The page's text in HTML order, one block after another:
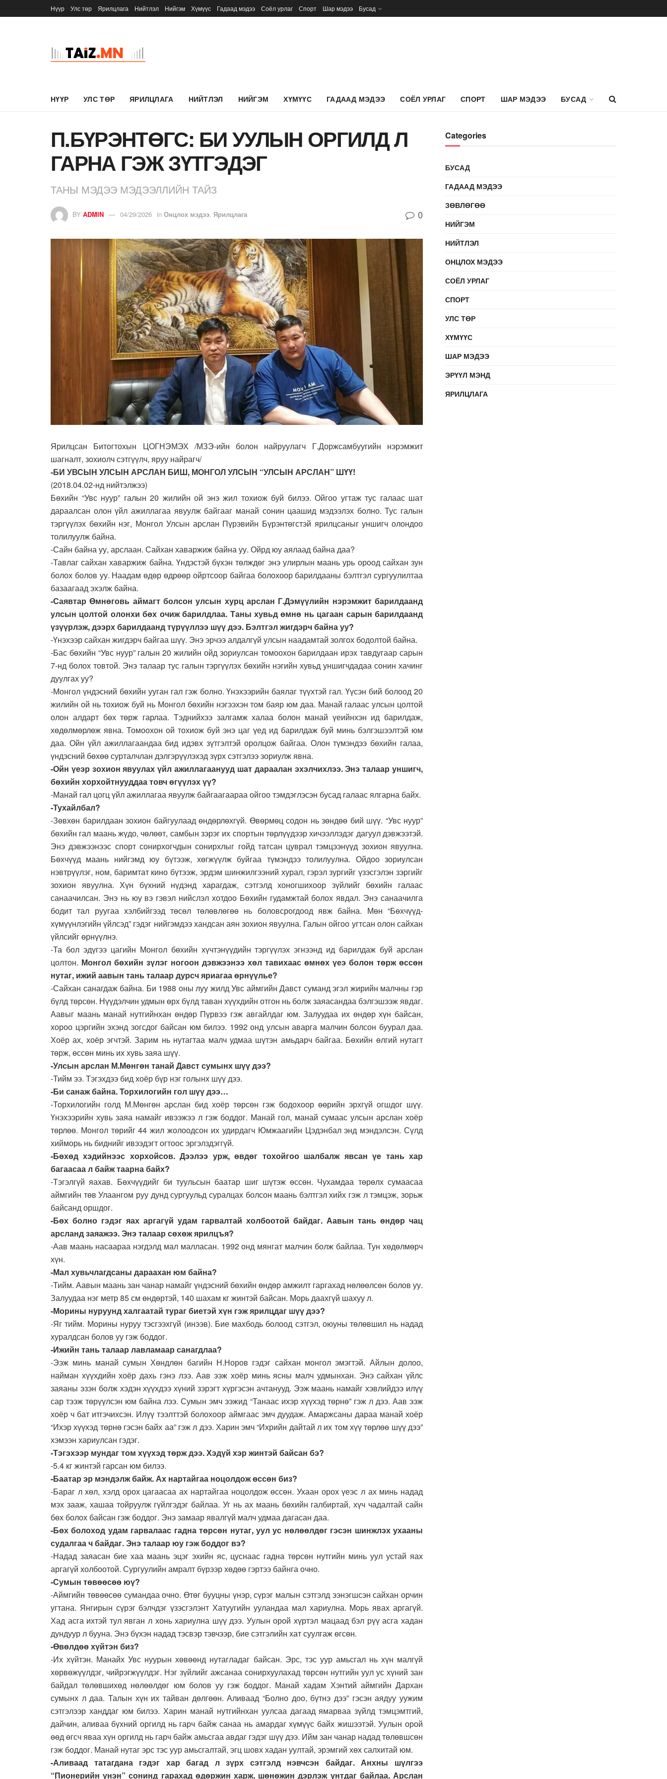
Нүүр Улс төр Ярилцлага Нийтлэл Нийгэм Хүмүүс Гадаад мэдээ Соёл урлаг Спорт Шар мэдээ Бусад
НҮҮР УЛС ТӨР ЯРИЛЦЛАГА НИЙТЛЭЛ НИЙГЭМ ХҮМҮҮС ГАДААД МЭДЭЭ СОЁЛ УРЛАГ СПОРТ ШАР МЭДЭЭ БУСАД
П.БҮРЭНТӨГС: БИ УУЛЫН ОРГИЛД Л
ГАРНА ГЭЖ ЗҮТГЭДЭГ
ТАНЫ МЭДЭЭ МЭДЭЭЛЛИЙН ТАЙЗ
BY ADMIN 04/29/2026 in Онцлох мэдээ, Ярилцлага 0
Ярилцсан Битогтохын ЦОГНЭМЭХ /МЗЭ-ийн болон найруулагч Г.Доржсамбуугийн нэрэмжит
шагналт, зохиолч сэтгүүлч, яруу найрагч/
-БИ УВСЫН УЛСЫН АРСЛАН БИШ, МОНГОЛ УЛСЫН “УЛСЫН АРСЛАН” ШҮҮ!
(2018.04.02-нд нийтэлжээ)
Бөхийн “Увс нуур” галын 20 жилийн ой энэ жил тохиож буй билээ. Ойгоо угтаж тус галаас шат
дараалсан олон үйл ажиллагаа явуулж байгааг манай сонин цаашид мэдээлэх болно. Тус галын
тэргүүлэх бөхийн нэг, Монгол Улсын арслан Пүрэвийн Бүрэнтөгстэй ярилцсаныг уншигч олондоо
толилуулж байна.
-Сайн байна уу, арслаан. Сайхан хаваржиж байна уу. Ойрд юу аялаад байна даа?
-Тавлаг сайхан хаваржиж байна. Үндэстэй бүхэн төлждөг энэ улирлын маань урь ороод сайхан зун
болох болов уу. Наадам өдөр өдрөөр ойртсоор байгаа болохоор барилдааны бэлтгэл сургуулилтаа
базаагаад эхэлж байна.
-Саявтар Өмнөговь аймагт болсон улсын хурц арслан Г.Дэмүүлийн нэрэмжит барилдаанд
улсын цолтой олонхи бөх очиж барилдлаа. Таны хувьд өмнө нь цагаан сарын барилдаанд
үзүүрлэж, дээрх барилдаанд түрүүллээ шүү дээ. Бэлтгэл жигдэрч байна уу?
-Үнэхээр сайхан жигдэрч байгаа шүү. Энэ эрчээ алдалгүй улсын наадамтай золгох бодолтой байна.
-Бас бөхийн “Увс нуур” галын 20 жилийн ойд зориулсан томоохон барилдаан ирэх тавдугаар сарын
7-нд болох товтой. Энэ талаар тус галын тэргүүлэх бөхийн нэгийн хувьд уншигчдадаа сонин хачинг
дуулгах уу?
-Монгол үндэсний бөхийн ууган гал гэж болно. Үнэхээрийн баялаг түүхтэй гал. Үүсэн бий болоод 20
жилийн ой нь тохиож буй нь Монгол бөхийн нэгээхэн том баяр юм даа. Манай галаас улсын цолтой
олон алдарт бөх төрж гарлаа. Тэднийхээ залгамж халаа болон манай үеийнхэн ид барилдаж,
хөдөлмөрлөж явна. Томоохон ой тохиож буй энэ цаг үед ид барилдаж буй минь бэлгэшээлтэй юм
даа. Ойн үйл ажиллагаандаа бид идэвх зүтгэлтэй оролцож байгаа. Олон түмэндээ бөхийн галаа,
үндэсний бөхөө сурталчлан дэлгэрүүлэхэд зүрх сэтгэлээ зориулж явна.
-Ойн үеэр зохион явуулах үйл ажиллагаанууд шат дараалан эхэлчихлээ. Энэ талаар уншигч,
бөхийн хорхойтнууддаа товч өгүүлэх үү?
-Манай гал цогц үйл ажиллагаа явуулж байгаагаараа ойгоо тэмдэглэсэн бусад галаас ялгарна байх.
-Тухайлбал?
-Зөвхөн барилдаан зохион байгуулаад өндөрлөхгүй. Өвөрмөц содон нь зөндөө бий шүү. “Увс нуур”
бөхийн гал маань жүдо, чөлөөт, самбын зэрэг их спортын төрлүүдээр хичээллэдэг дагуул дэвжээтэй.
Энэ дэвжээнээс спорт сонирхогчдын сонирхлыг гойд татсан цуврал тэмцээнүүд зохион явуулна.
Бөхчүүд маань нийгэмд юу бүтээж, хөгжүүлж буйгаа түмэндээ толилуулна. Ойдоо зориулсан
нэвтрүүлэг, ном, баримтат кино бүтээж, эрдэм шинжилгээний хурал, гэрэл зургийг үзэсгэлэн зэргийг
зохион явуулна. Хүн бүхний нүдэнд харагдаж, сэтгэлд хоногшихоор зүйлийг бөхийн галаас
санаачилсан. Энэ нь юу вэ гэвэл нийслэл хотдоо Бөхийн гудамжтай болох явдал. Энэ санаачилга
бодит тал руугаа хэлбийгээд төсөл төлөвлөгөө нь боловсрогдоод явж байна. Мөн “Бөхчүүд-
хүмүүнлэгийн үйлсэд” гэдэг нийгэмдээ хандсан аян зохион явуулна. Галын ойгоо угтсан олон сайхан
үйлсийг өрнүүлнэ.
-Та бол эдүгээ цагийн Монгол бөхийн хүчтэнүүдийн тэргүүлэх эгнээнд ид барилдаж буй арслан
цолтон. Монгол бөхийн зүлэг ногоон дэвжээнээ хөл тавихаас өмнөх үеэ болон төрж өссөн
нутаг, ижий аавын тань талаар дурсч яриагаа өрнүүлье?
-Сайхан санагдаж байна. Би 1988 оны луу жилд Увс аймгийн Давст суманд эгэл жирийн малчны гэр
бүлд төрсөн. Нүүдэлчин удмын өрх бүлд таван хүүхдийн отгон нь болж заяасандаа бэлгэшээж явдаг.
Аавыг маань манай нутгийнхан өндөр Пүрвээ гэж авгайлдаг юм. Залуудаа их өндөр хүн байсан,
хороо цэргийн эхэнд зогсдог байсан юм билээ. 1992 онд улсын аварга малчин болсон буурал даа.
Хоёр ах, хоёр эгчтэй. Зарим нь нутагтаа малч удмаа шүтэн амьдарч байгаа. Бөхийн өлгий нутагт
төрж, өссөн минь их хувь заяа шүү.
-Улсын арслан М.Мөнгөн танай Давст сумынх шүү дээ?
-Тийм ээ. Тэгэхдээ бид хоёр бүр нэг голынх шүү дээ.
-Би санаж байна. Торхилогийн гол шүү дээ…
-Торхилогийн голд М.Мөнгөн арслан бид хоёр төрсөн гэж бодохоор өөрийн эрхгүй огшдог шүү.
Үнэхээрийн хувь заяа намайг ивээжээ л гэж боддог. Манай гол, манай сумаас улсын арслан хоёр
төрлөө. Монгол төрийг 44 жил жолоодсон их удирдагч Юмжаагийн Цэдэнбал энд мэндэлсэн. Сүлд
хийморь нь биднийг ивээдэгт огтоос эргэлздэггүй.
-Бөхөд хэдийнээс хорхойсов. Дээлээ урж, өвдөг тохойгоо шалбалж явсан үе тань хар
багаасаа л байж таарна байх?
-Тэгэлгүй яахав. Бөхчүүдийг би туульсын баатар шиг шүтэж өссөн. Чухамдаа төрөлх сумаасаа
аймгийн төв Улаангом руу дунд сургуульд суралцах болсон маань бэлтгэл хийх гэж л тэмцэж, зорьж
байсанд оршдог.
-Бөх болно гэдэг яах аргагүй удам гарвалтай холбоотой байдаг. Аавын тань өндөр чац
арсланд заяажээ. Энэ талаар сөхөж ярилцъя?
-Аав маань насаараа нэгдэлд мал малласан. 1992 онд мянгат малчин болж байлаа. Тун хөдөлмөрч
хүн.
-Мал хувьчлагдсаны дараахан юм байна?
-Тийм. Аавын маань зан чанар намайг үндэсний бөхийн өндөр амжилт гаргахад нөлөөлсөн болов уу.
Залуудаа нэг метр 85 см өндөртэй, 140 шахам кг жинтэй байсан. Морь даахгүй шахуу л.
-Морины нуруунд халгаатай тураг биетэй хүн гэж ярилцдаг шүү дээ?
-Яг тийм. Морины нуруу тэсгээхгүй (инээв). Бие махбодь болоод сэтгэл, оюуны төлөвшил нь надад
хуралдсан болов уу гэж боддог.
-Ижийн тань талаар лавламаар санагдлаа?
-Ээж минь манай сумын Хөндлөн багийн Н.Норов гэдэг сайхан монгол эмэгтэй. Айлын долоо,
найман хүүхдийн хоёр дахь гэнэ лээ. Аав ээж хоёр минь ясны малч удмынхан. Энэ сайхан үйлс
заяаны эзэн болж хэдэн хүүхдээ хүний зэрэгт хүргэсэн ачтанууд. Ээж маань намайг хэвлийдээ илүү
сар тээж төрүүлсэн юм байна лээ. Сумын эмч ээжид “Танаас ихэр хүүхэд төрнө” гэж л дээ. Аав ээж
хоёр ч бат итгэчихсэн. Илүү тээлттэй болохоор аймгаас эмч дуудаж. Амаржсаны дараа манай хоёр
“Ихэр хүүхэд төрнө гэсэн байх аа” гэж л дээ. Харин эмч “Ихрийн дайтай л их том хүү төрлөө шүү дээ”
хэмээн хариулсан гэдэг.
-Тэгэхээр мундаг том хүүхэд төрж дээ. Хэдүй хэр жинтэй байсан бэ?
-5.4 кг жинтэй гарсан юм билээ.
-Баатар эр мэндэлж байж. Ах нартайгаа ноцолдож өссөн биз?
-Бараг л хөл, хэлд орох цагаасаа ах нартайгаа ноцолдож өссөн. Ухаан орох үеэс л ах минь надад
мэх зааж, хашаа тойруулж гүйлгэдэг байлаа. Уг нь ах маань бөхийн галбиртай, хүч чадалтай сайн
бөх болох байсан гэж боддог. Энэ замаар явалгүй малч удмаа дагасан даа.
-Бөх болоход удам гарвалаас гадна төрсөн нутаг, уул ус нөлөөлдөг гэсэн шинжлэх ухааны
судалгаа ч байдаг. Энэ талаар юу гэж боддог вэ?
-Надад заяасан бие хаа маань эцэг эхийн яс, цуснаас гадна төрсөн нутгийн минь уул устай яах
аргагүй холбоотой. Сургуулийн амралт бүрээр хөдөө гэртээ байнга очно.
-Сумын төвөөсөө юү?
-Аймгийн төвөөсөө сумандаа очно. Өтөг бууцны үнэр, сүрэг малын сэтгэлд ээнэгшсэн сайхан орчин
угтана. Янгирын сүрэг бэлчдэг үзэсгэлэнт Хатуугийн ууландаа мал хариулна. Морь явах аргагүй.
Хад асга ихтэй тул явган л хонь хариулна шүү дээ. Уулын орой хүртэл мацаад бэл рүү асга хадан
дундуур л бууна. Энэ бүхэн надад тэсвэр тэвчээр, бие сэтгэлийн хат суулгаж өгсөн.
-Өвөлдөө хүйтэн биз?
-Их хүйтэн. Манайх Увс нуурын хөвөөнд нутагладаг байсан. Эрс, тэс уур амьсгал нь хүн малгүй
хөрвөжүүлдэг, чийрэгжүүлдэг. Нэг зүйлийг ажсанаа сонирхуулахад төрсөн нутгийн уул ус хүний зан
байдал төлөвшихөд нөлөөлдөг юм болов уу гэж боддог. Манай хадам Хэнтий аймгийн Дархан
сумынх л даа. Талын хүн их тайван дөлгөөн. Аливаад “Болно доо, бүтнэ дээ” гэсэн аядуу уужим
сэтгэлээр ханддаг юм билээ. Харин манай нутгийнхан уулсаа дагаад ямарваа зүйлд тэмцэмтгий,
дайчин, аливаа бүхний оргилд нь гарч байж санаа нь амардаг хүмүүс байх жишээтэй. Уулын орой
өөд өгсч яваа хүн оргилд нь гарч байж амьсгаа авдаг гэдэг шүү дээ. Ийм зан чанар надад төлөвшсөн
гэж боддог. Манай нутаг эрс тэс уур амьсгалтай, эгц шовх хадан уултай, эрэмгий хөх салхитай юм.
-Аливаад татагдана гэдэг хар багад л зүрх сэтгэлд нэвчсэн байдаг. Анхны шүлгээ
“Пионерийн үнэн” сонинд гарахад өдөржин харж, шөнөжин дэрлэж унтдаг байлаа. Арслан
Categories
БУСАД
ГАДААД МЭДЭЭ
ЗӨВЛӨГӨӨ
НИЙГЭМ
НИЙТЛЭЛ
ОНЦЛОХ МЭДЭЭ
СОЁЛ УРЛАГ
СПОРТ
УЛС ТӨР
ХҮМҮҮС
ШАР МЭДЭЭ
ЭРҮҮЛ МЭНД
ЯРИЛЦЛАГА